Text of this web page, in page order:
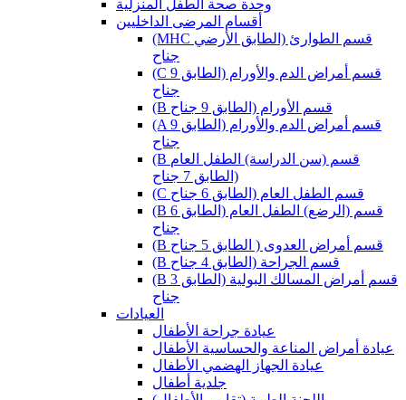
وحدة صحة الطفل المنزلية
أقسام المرضى الداخليين
(MHC قسم الطوارئ (الطابق الأرضي
جناح
(C قسم أمراض الدم والأورام (الطابق 9
جناح
(B قسم الأورام (الطابق 9 جناح
(A قسم أمراض الدم والأورام (الطابق 9
جناح
(B قسم (سن الدراسة) الطفل العام
(الطابق 7 جناح
(C قسم الطفل العام (الطابق 6 جناح
(B قسم (الرضع) الطفل العام (الطابق 6
جناح
(B قسم أمراض العدوى ( الطابق 5 جناح
(B قسم الجراحة (الطابق 4 جناح
(B قسم أمراض المسالك البولية (الطابق 3
جناح
العيادات
عيادة جراحة الأطفال
عيادة أمراض المناعة والحساسية الأطفال
عيادة الجهاز الهضمي الأطفال
جلدية أطفال